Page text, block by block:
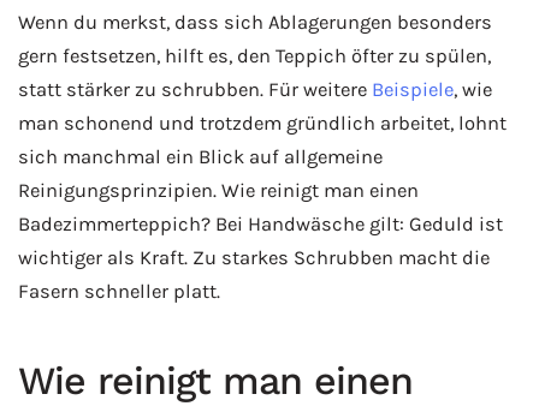
Wenn du merkst, dass sich Ablagerungen besonders
gern festsetzen, hilft es, den Teppich öfter zu spülen,
statt stärker zu schrubben. Für weitere Beispiele, wie
man schonend und trotzdem gründlich arbeitet, lohnt
sich manchmal ein Blick auf allgemeine
Reinigungsprinzipien. Wie reinigt man einen
Badezimmerteppich? Bei Handwäsche gilt: Geduld ist
wichtiger als Kraft. Zu starkes Schrubben macht die
Fasern schneller platt.
Wie reinigt man einen